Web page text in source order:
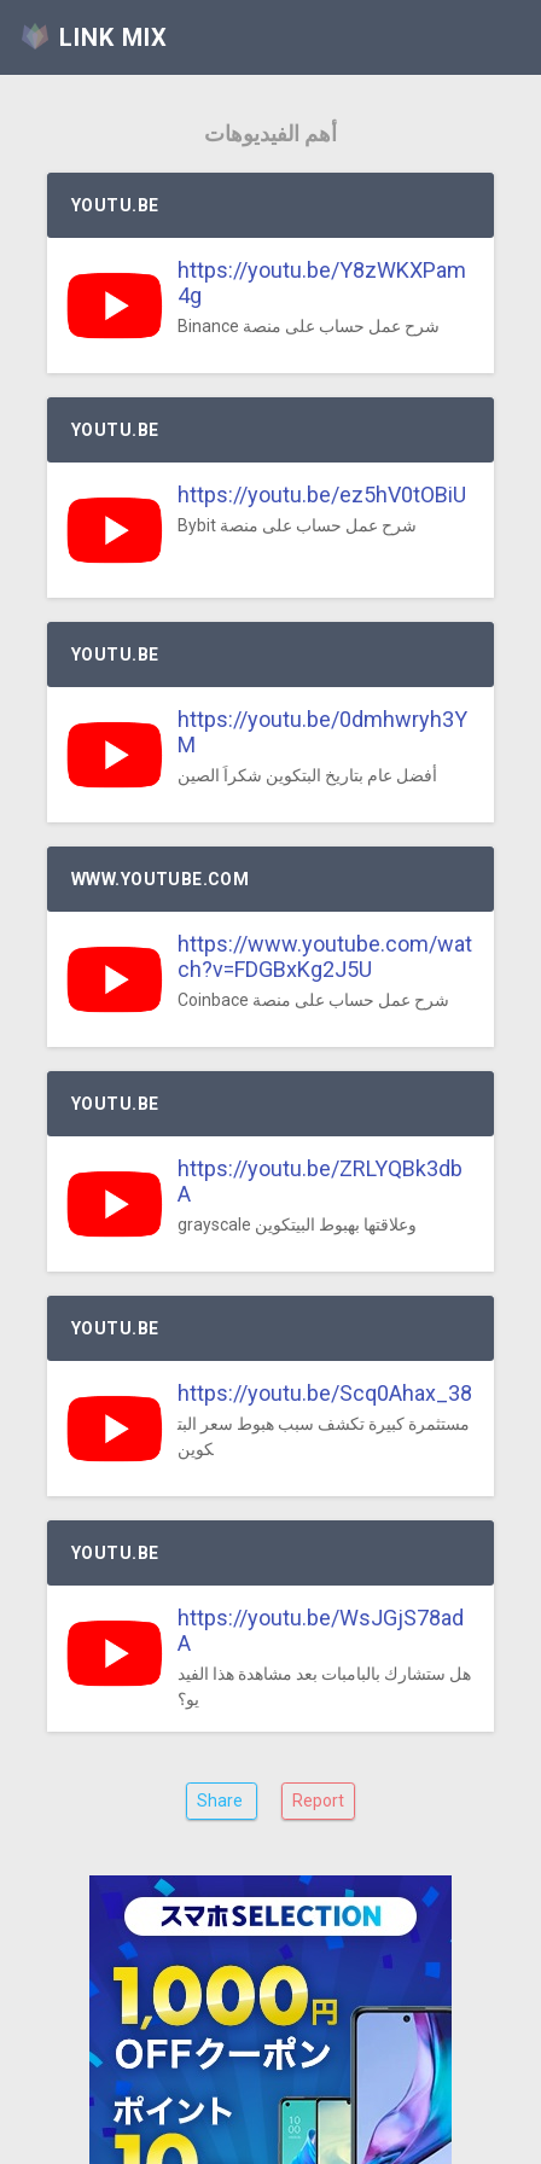
LINK MIX
أهم الفيديوهات
YOUTU.BE
https://youtu.be/Y8zWKXPam
4g
Binance شرح عمل حساب على منصة
YOUTU.BE
https://youtu.be/ez5hV0tOBiU
Bybit شرح عمل حساب على منصة
YOUTU.BE
https://youtu.be/0dmhwryh3Y
M
أفضل عام بتاريخ البتكوين شكراَ الصين
WWW.YOUTUBE.COM
https://www.youtube.com/wat
ch?v=FDGBxKg2J5U
Coinbace شرح عمل حساب على منصة
YOUTU.BE
https://youtu.be/ZRLYQBk3db
A
grayscale وعلاقتها بهبوط البيتكوين
YOUTU.BE
https://youtu.be/Scq0Ahax_38
مستثمرة كبيرة تكشف سبب هبوط سعر البت
كوين
YOUTU.BE
https://youtu.be/WsJGjS78ad
A
هل ستشارك بالبامبات بعد مشاهدة هذا الفيد
يو؟
Share Report